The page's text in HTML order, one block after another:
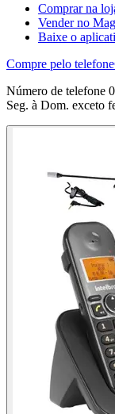
Comprar na
Vender no
Baixe o
Compre pelo telefone
Número de telefone
Seg. à Dom. exceto